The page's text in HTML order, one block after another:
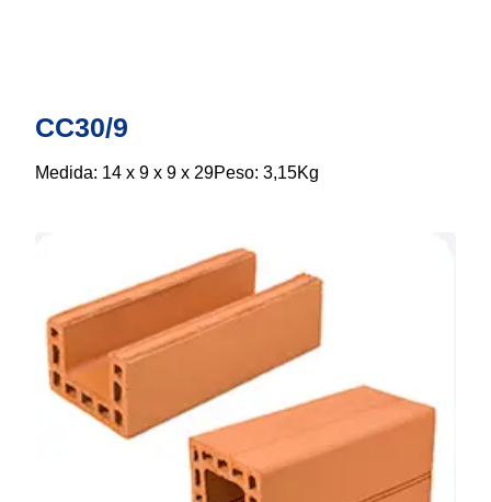
CC30/9
Medida: 14 x 9 x 9 x 29Peso: 3,15Kg